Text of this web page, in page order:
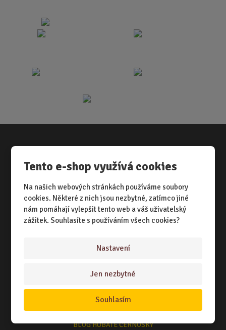
Tento e-shop využívá cookies
Na našich webových stránkách používáme soubory
cookies. Některé z nich jsou nezbytné, zatímco jiné
nám pomáhají vylepšit tento web a váš uživatelský
zážitek. Souhlasíte s používáním všech cookies?
Nastavení
Jen nezbytné
Souhlasím
NÁKUPNÍ RÁDCE
TERMÍNY ODESLÁNÍ ZBOŽÍ
ZPŮSOB DORUČENÍ
Zajímá Vás
KONTAKTUJTE NÁS
BLOG HUBATÉ ČERNOŠKY